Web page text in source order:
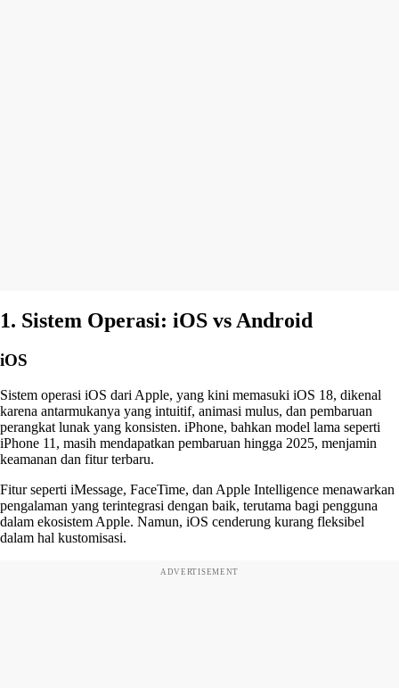
1. Sistem Operasi: iOS vs Android
iOS
Sistem operasi iOS dari Apple, yang kini memasuki iOS 18, dikenal
karena antarmukanya yang intuitif, animasi mulus, dan pembaruan
perangkat lunak yang konsisten. iPhone, bahkan model lama seperti
iPhone 11, masih mendapatkan pembaruan hingga 2025, menjamin
keamanan dan fitur terbaru.
Fitur seperti iMessage, FaceTime, dan Apple Intelligence menawarkan
pengalaman yang terintegrasi dengan baik, terutama bagi pengguna
dalam ekosistem Apple. Namun, iOS cenderung kurang fleksibel
dalam hal kustomisasi.
ADVERTISEMENT